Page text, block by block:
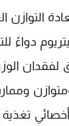
التوازن
دواءً
تغذية